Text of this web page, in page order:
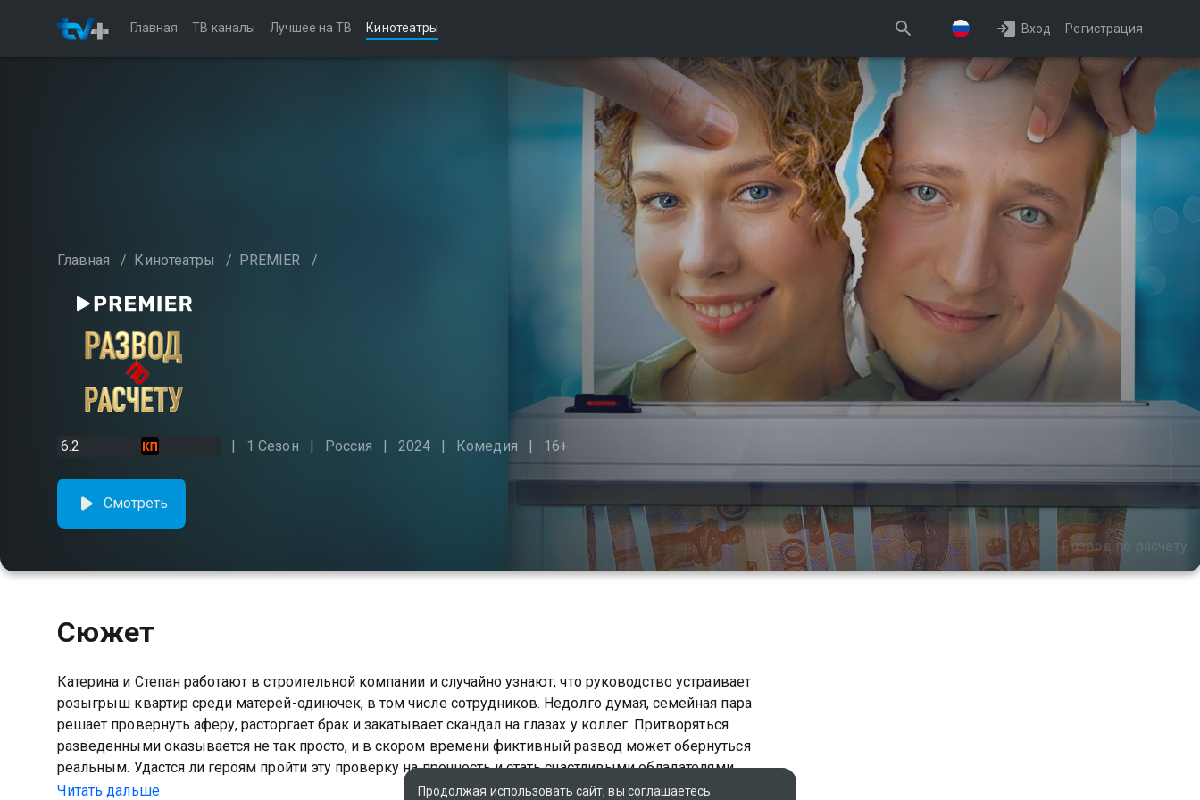
Главная ТВ каналы Лучшее на ТВ Кинотеатры Вход Регистрация
Главная / Кинотеатры / PREMIER /
6.2 1 Сезон Россия 2024 Комедия 16+
Развод по расчету
Смотреть
Сюжет
Катерина и Степан работают в строительной компании и случайно узнают, что руководство устраивает
розыгрыш квартир среди матерей-одиночек, в том числе сотрудников. Недолго думая, семейная пара
решает провернуть аферу, расторгает брак и закатывает скандал на глазах у коллег. Притворяться
разведенными оказывается не так просто, и в скором времени фиктивный развод может обернуться
реальным. Удастся ли героям пройти эту проверку на прочность и стать счастливыми обладателями
заветных квадратных метров?
Читать дальше Продолжая использовать сайт, вы соглашаетесь